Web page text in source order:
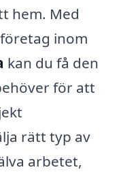
hem. Med
inom
kan du få den
för att
rätt typ av
arbetet,